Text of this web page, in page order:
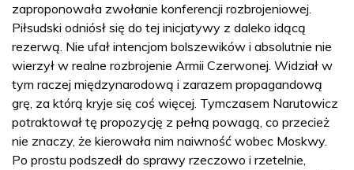
zaproponowała zwołanie konferencji rozbrojeniowej.
Piłsudski odniósł się do tej inicjatywy z daleko idącą
rezerwą. Nie ufał intencjom bolszewików i absolutnie nie
wierzył w realne rozbrojenie Armii Czerwonej. Widział w
tym raczej międzynarodową i zarazem propagandową
grę, za którą kryje się coś więcej. Tymczasem Narutowicz
potraktował tę propozycję z pełną powagą, co przecież
nie znaczy, że kierowała nim naiwność wobec Moskwy.
Po prostu podszedł do sprawy rzeczowo i rzetelnie,